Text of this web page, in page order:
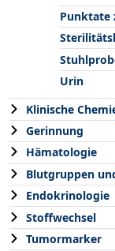
Punktate
Urin
Klinische
Gerinnung
Hämatologie
Blutgruppen
Endokrinologie
Stoffwechsel
Tumormarker